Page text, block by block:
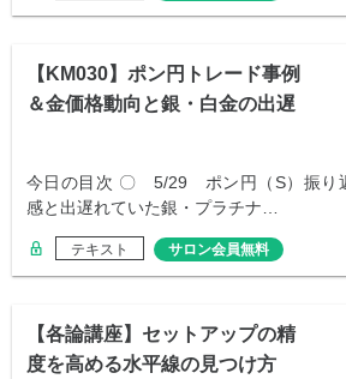
【KM030】ポン円トレード事例
＆金価格動向と銀・白金の出遅
今日の目次 〇 5/29 ポン円（S）振り
感と出遅れていた銀・プラチナ…
テキスト サロン会員無料
【各論講座】セットアップの精
度を高める水平線の見つけ方